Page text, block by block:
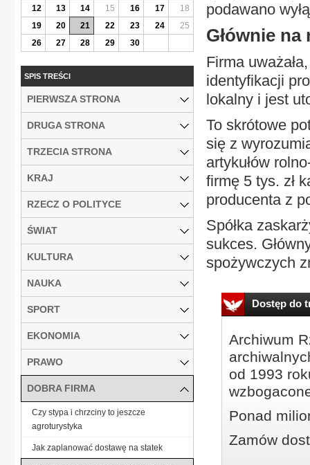
podawano
Głównie
Firma
identyfikacji
lokalny i jest
To skrótowe
się z
artykułów
firmę 5 tys. zł
producenta z
Spółka
sukces.
spożywczych
Dostęp do
Archiwum
od 1993
Ponad
Zamów
12
13 14 15 16 17
18
19
20 21 22 23 24
25
26
27 28 29 30
SPIS TREŚCI
PIERWSZA STRONA
DRUGA STRONA
TRZECIA STRONA
KRAJ
RZECZ O POLITYCE
ŚWIAT
KULTURA
NAUKA
SPORT
EKONOMIA
PRAWO
DOBRA FIRMA
Czy stypa i chrzciny to jeszcze
agroturystyka
Jak zaplanować dostawę na statek